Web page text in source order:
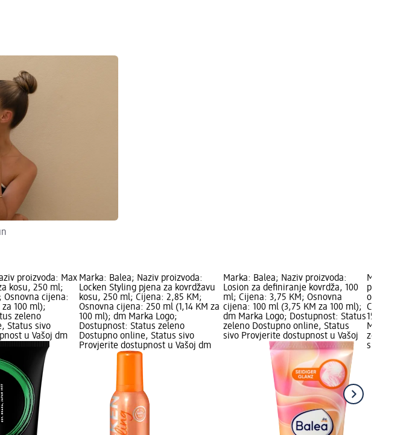
proizvoda: Max
kosu, 250 ml;
Osnovna cijena:
100 ml);
zeleno
Status sivo
u Vašoj dm
Marka: Balea; Naziv proizvoda:
Locken Styling pjena za kovrdžavu
kosu, 250 ml; Cijena: 2,85 KM;
Osnovna cijena: 250 ml (1,14 KM za
100 ml); dm Marka Logo;
Dostupnost: Status zeleno
Dostupno online, Status sivo
Provjerite dostupnost u Vašoj dm
Marka: Balea; Naziv proizvoda:
Losion za definiranje kovrdža, 100
ml; Cijena: 3,75 KM; Osnovna
cijena: 100 ml (3,75 KM za 100 ml);
dm Marka Logo; Dostupnost: Status
zeleno Dostupno online, Status
sivo Provjerite dostupnost u Vašoj
Marka:
proizvoda:
oblikovanje
Cijena:
150 ml
Marka
zeleno
sivo